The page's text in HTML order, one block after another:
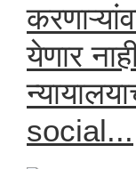
येणार
social...